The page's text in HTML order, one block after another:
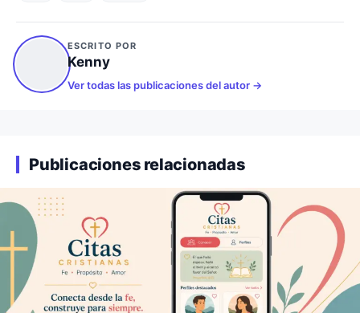
ESCRITO POR
Kenny
Ver todas las publicaciones del autor
Publicaciones relacionadas